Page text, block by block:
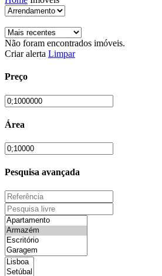
Não foram encontrados imóveis.
Criar alerta Limpar
Preço
Área
Pesquisa avançada